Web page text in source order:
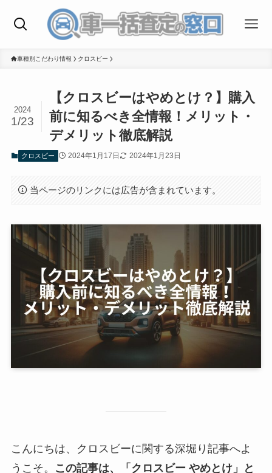
車種別こだわり情報 クロスビー
【クロスビーはやめとけ？】購入
前に知るべき全情報！メリット・
デメリット徹底解説
2024
1/23
クロスビー 2024年1月17日 2024年1月23日
当ページのリンクには広告が含まれています。
こんにちは、クロスビーに関する深堀り記事へよ
うこそ。
この記事は、「クロスビー やめとけ」と